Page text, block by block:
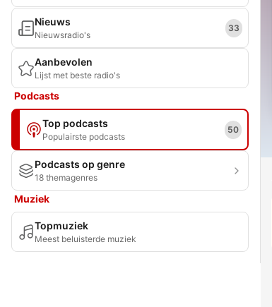
Nieuws
Nieuwsradio's
33
Aanbevolen
Lijst met beste radio's
Podcasts
Top podcasts
Populairste podcasts
50
Podcasts op genre
18 themagenres
Muziek
Topmuziek
Meest beluisterde muziek